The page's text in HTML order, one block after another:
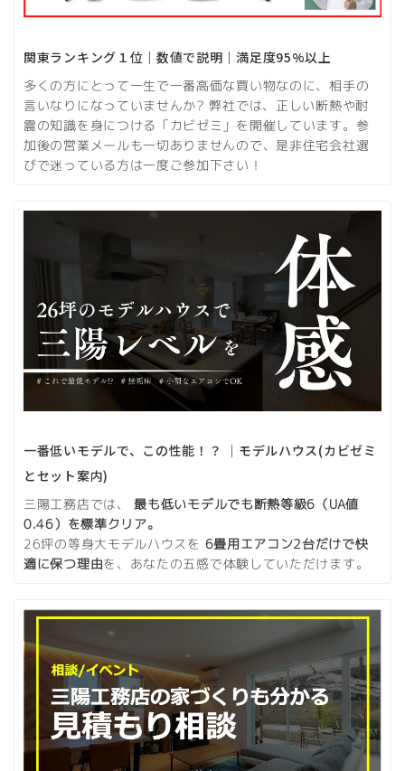
関東ランキング１位｜数値で説明｜満足度95%以上
多くの方にとって一生で一番高価な買い物なのに、相手の
言いなりになっていませんか? 弊社では、正しい断熱や耐
震の知識を身につける「カビゼミ」を開催しています。参
加後の営業メールも一切ありませんので、是非住宅会社選
びで迷っている方は一度ご参加下さい！
一番低いモデルで、この性能！？ ｜モデルハウス(カビゼミ
とセット案内)
三陽工務店では、最も低いモデルでも断熱等級6（UA値
0.46）を標準クリア。
26坪の等身大モデルハウスを 6畳用エアコン2台だけで快
適に保つ理由を、あなたの五感で体験していただけます。